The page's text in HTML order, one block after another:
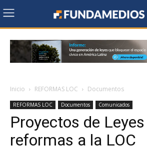
Inicio REFORMAS LOC Documentos
REFORMAS LOC Documentos Comunicados
Proyectos de
reformas a la LOC